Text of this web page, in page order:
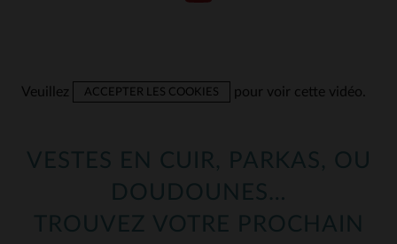
Veuillez ACCEPTER LES COOKIES pour voir cette vidéo.
VESTES EN CUIR, PARKAS, OU
DOUDOUNES…
TROUVEZ VOTRE PROCHAIN